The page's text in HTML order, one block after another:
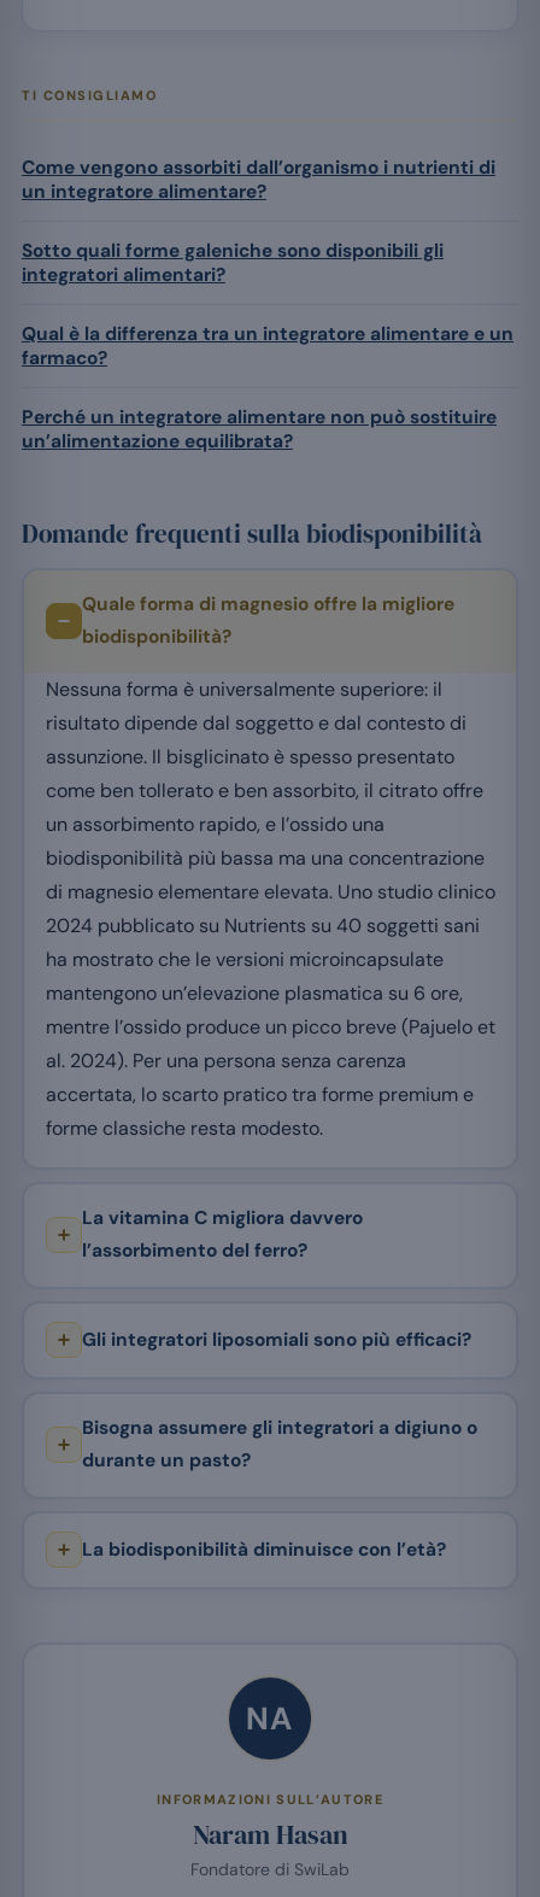
TI CONSIGLIAMO
Come vengono assorbiti dall’organismo i nutrienti di
un integratore alimentare?
Sotto quali forme galeniche sono disponibili gli
integratori alimentari?
Qual è la differenza tra un integratore alimentare e un
farmaco?
Perché un integratore alimentare non può sostituire
un’alimentazione equilibrata?
Domande frequenti sulla biodisponibilità
Quale forma di magnesio offre la migliore
biodisponibilità?
Nessuna forma è universalmente superiore: il
risultato dipende dal soggetto e dal contesto di
assunzione. Il bisglicinato è spesso presentato
come ben tollerato e ben assorbito, il citrato offre
un assorbimento rapido, e l’ossido una
biodisponibilità più bassa ma una concentrazione
di magnesio elementare elevata. Uno studio clinico
2024 pubblicato su Nutrients su 40 soggetti sani
ha mostrato che le versioni microincapsulate
mantengono un’elevazione plasmatica su 6 ore,
mentre l’ossido produce un picco breve (Pajuelo et
al. 2024). Per una persona senza carenza
accertata, lo scarto pratico tra forme premium e
forme classiche resta modesto.
La vitamina C migliora davvero
l’assorbimento del ferro?
Gli integratori liposomiali sono più efficaci?
Bisogna assumere gli integratori a digiuno o
durante un pasto?
La biodisponibilità diminuisce con l’età?
NA
INFORMAZIONI SULL’AUTORE
Naram Hasan
Fondatore di SwiLab